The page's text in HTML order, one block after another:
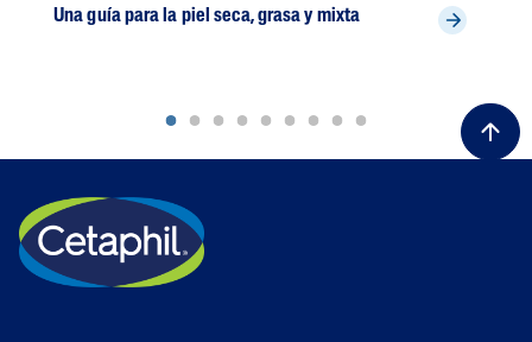
Una guía para la piel seca, grasa y mixta